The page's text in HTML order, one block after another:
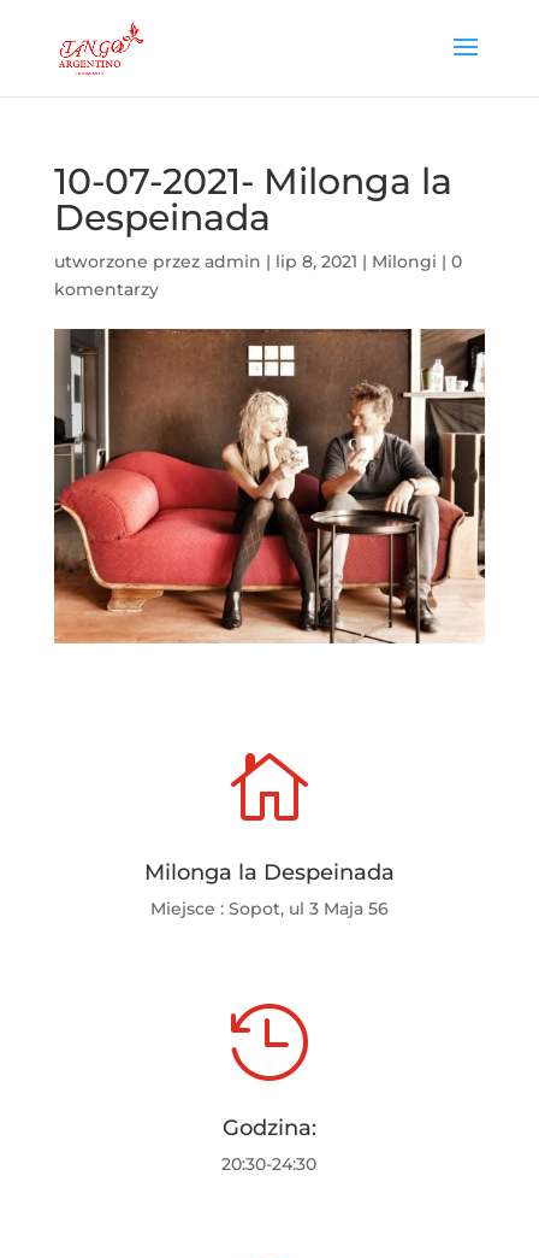
10-07-2021- Milonga la
Despeinada
utworzone przez admin | lip 8, 2021 | Milongi | 0
komentarzy

Milonga la Despeinada
Miejsce : Sopot, ul 3 Maja 56

Godzina:
20:30-24:30